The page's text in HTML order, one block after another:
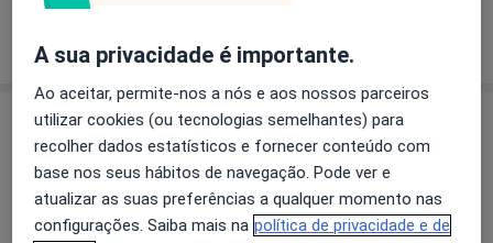
sobre a experiência
Serviços e preços
Consulta online
Serviço gratuito Detalhes
A sua privacidade é importante.
Ao aceitar, permite-nos a nós e aos nossos parceiros
utilizar cookies (ou tecnologias semelhantes) para
recolher dados estatísticos e fornecer conteúdo com
base nos seus hábitos de navegação. Pode ver e
atualizar as suas preferências a qualquer momento nas
configurações. Saiba mais na política de privacidade e de